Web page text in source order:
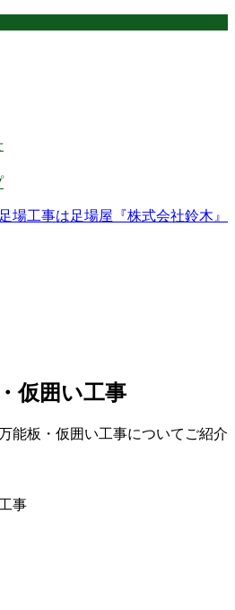
仮囲い工事
能板・仮囲い工事についてご紹介
事